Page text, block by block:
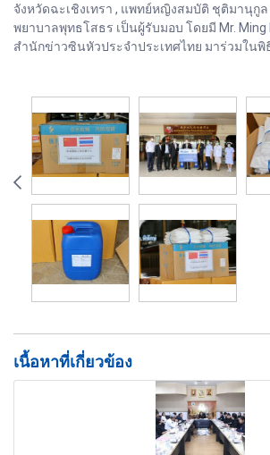
จังหวัดฉะเชิงเทรา , แพทย์หญิงสมบัติ ชุติมานุกูล
พยาบาลพุทธโสธร เป็นผู้รับมอบ โดยมี Mr. Ming
สำนักข่าวซินหัวประจำประเทศไทย มาร่วมในพิ
เนื้อหาที่เกี่ยวข้อง